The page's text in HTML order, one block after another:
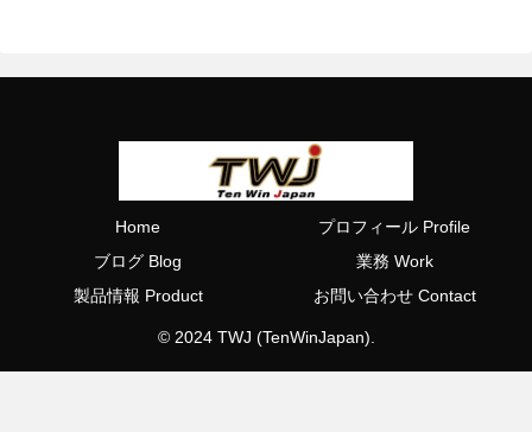
Home
プロフィール Profile
ブログ Blog
業務 Work
製品情報 Product
お問い合わせ Contact
© 2024 TWJ (TenWinJapan).